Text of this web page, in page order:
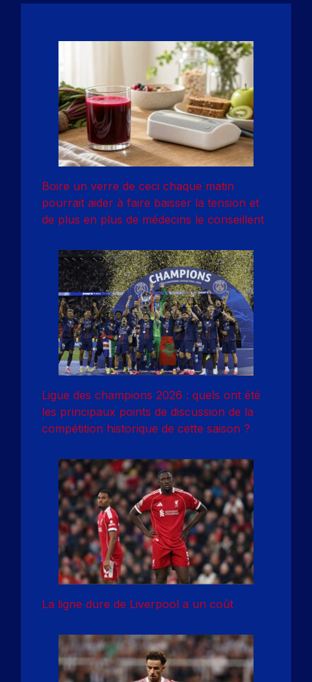
Boire un verre de ceci chaque matin
pourrait aider à faire baisser la tension et
de plus en plus de médecins le conseillent
Ligue des champions 2026 : quels ont été
les principaux points de discussion de la
compétition historique de cette saison ?
La ligne dure de Liverpool a un coût